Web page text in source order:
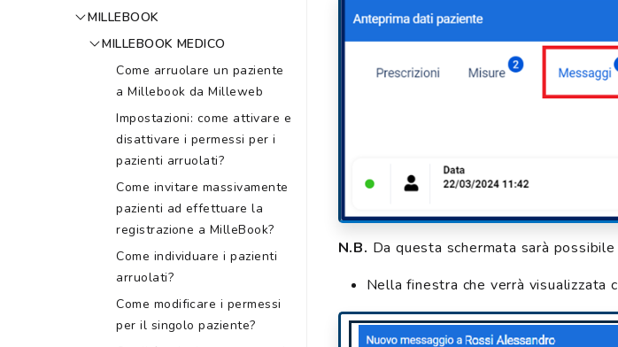
MILLEBOOK
MILLEBOOK MEDICO
Come arruolare un paziente
a Millebook da Milleweb
Impostazioni: come attivare e
disattivare i permessi per i
pazienti arruolati?
Come invitare massivamente
pazienti ad effettuare la
registrazione a MilleBook?
Come individuare i pazienti
arruolati?
Come modificare i permessi
per il singolo paziente?
N.B. Da questa schermata sarà
Nella finestra che verrà visualizzata